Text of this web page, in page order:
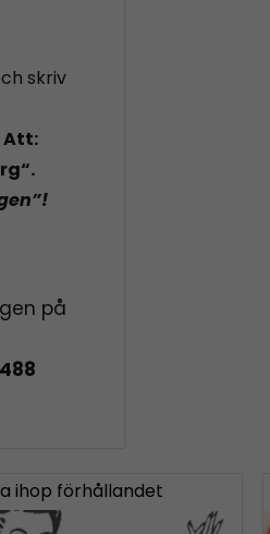
skriv
Att:
“.
på
ihop förhållandet